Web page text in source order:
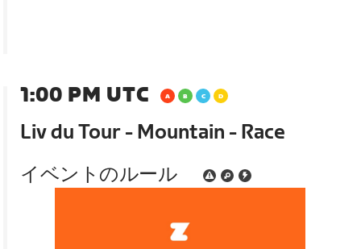
1:00 PM UTC
Liv du Tour - Mountain - Race
イベントのルール